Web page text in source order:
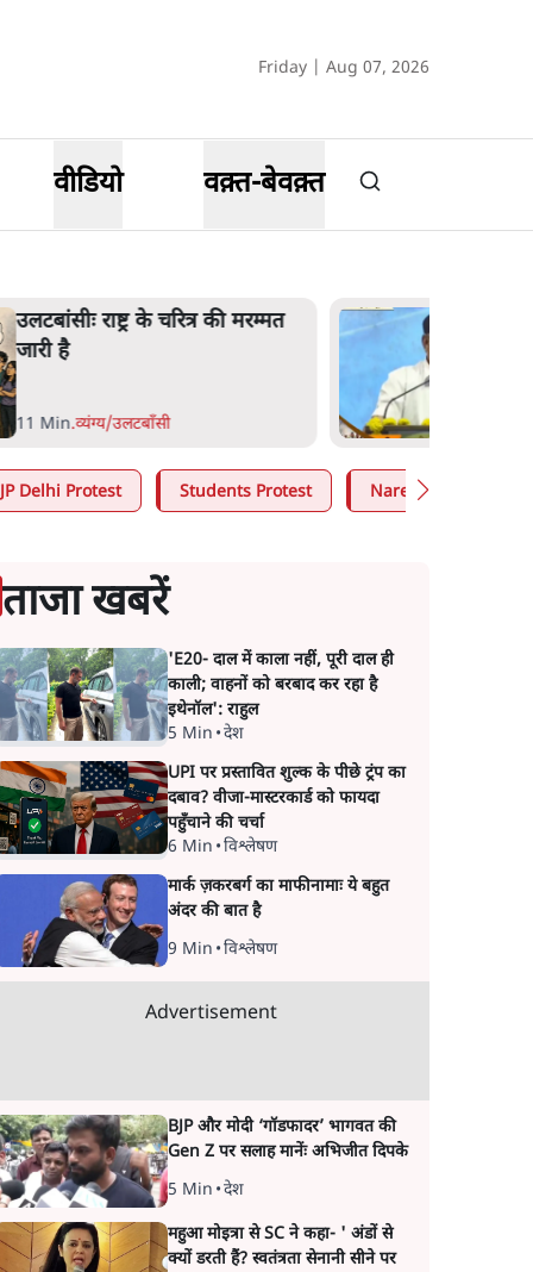
Friday | Aug 07, 2026
वीडियो वक़्त-बेवक़्त
राष्ट्र के चरित्र की मरम्मत
.व्यंग्य/उलटबाँसी
Delhi Protest Students Protest Narendra Modi
ताजा खबरें
'E20- दाल में काला नहीं, पूरी दाल ही
काली; वाहनों को बरबाद कर रहा है
इथेनॉल': राहुल
5 Min •देश
UPI पर प्रस्तावित शुल्क के पीछे ट्रंप का
दबाव? वीजा-मास्टरकार्ड को फायदा
पहुँचाने की चर्चा
6 Min •विश्लेषण
मार्क ज़करबर्ग का माफीनामाः ये बहुत
अंदर की बात है
9 Min •विश्लेषण
Advertisement
BJP और मोदी ‘गॉडफादर’ भागवत की
Gen Z पर सलाह मानेंः अभिजीत दिपके
5 Min •देश
महुआ मोइत्रा से SC ने कहा- ' अंडों से
क्यों डरती हैं? स्वतंत्रता सेनानी सीने पर